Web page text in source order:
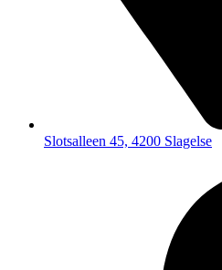
Slotsalleen 45, 4200 Slagelse